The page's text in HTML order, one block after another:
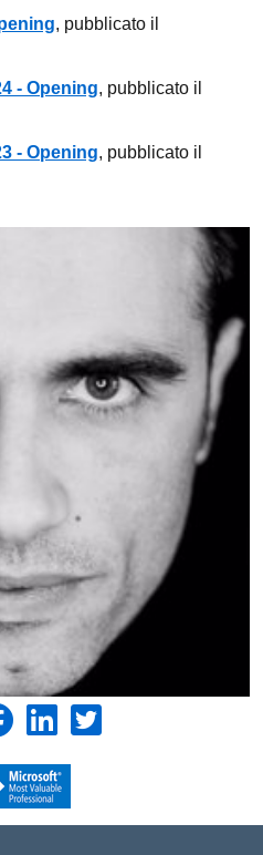
, pubblicato il
- Opening, pubblicato il
- Opening, pubblicato il